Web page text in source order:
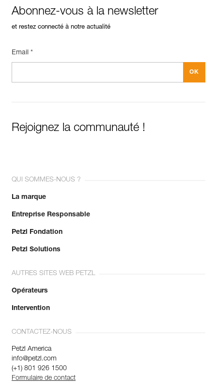
Abonnez-vous à la newsletter
et restez connecté à notre actualité
Email *
Rejoignez la communauté !
QUI SOMMES-NOUS ?
La marque
Entreprise Responsable
Petzl Fondation
Petzl Solutions
AUTRES SITES WEB PETZL
Opérateurs
Intervention
CONTACTEZ-NOUS
Petzl America
info@petzl.com
(+1) 801 926 1500
Formulaire de contact